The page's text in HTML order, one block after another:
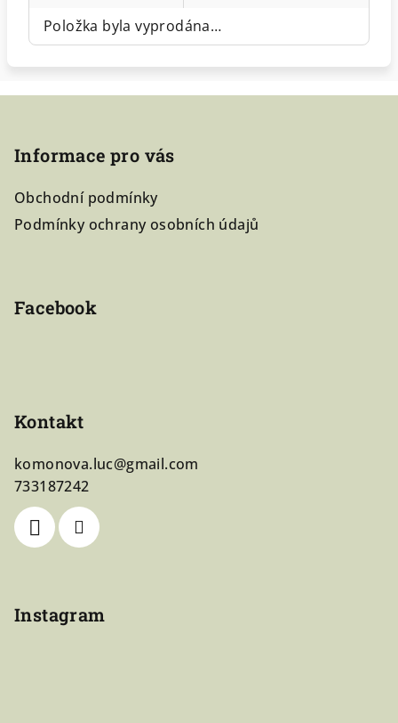
Položka byla vyprodána…
Informace pro vás
Obchodní podmínky
Podmínky ochrany osobních údajů
Facebook
Kontakt
komonova.luc@gmail.com
733187242
Instagram